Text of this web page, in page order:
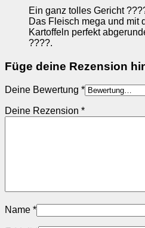
Ein ganz tolles Gericht
Das Fleisch mega und mit
Kartoffeln perfekt
????.
Füge deine Rezension
Deine Bewertung *
Deine Rezension *
Name *